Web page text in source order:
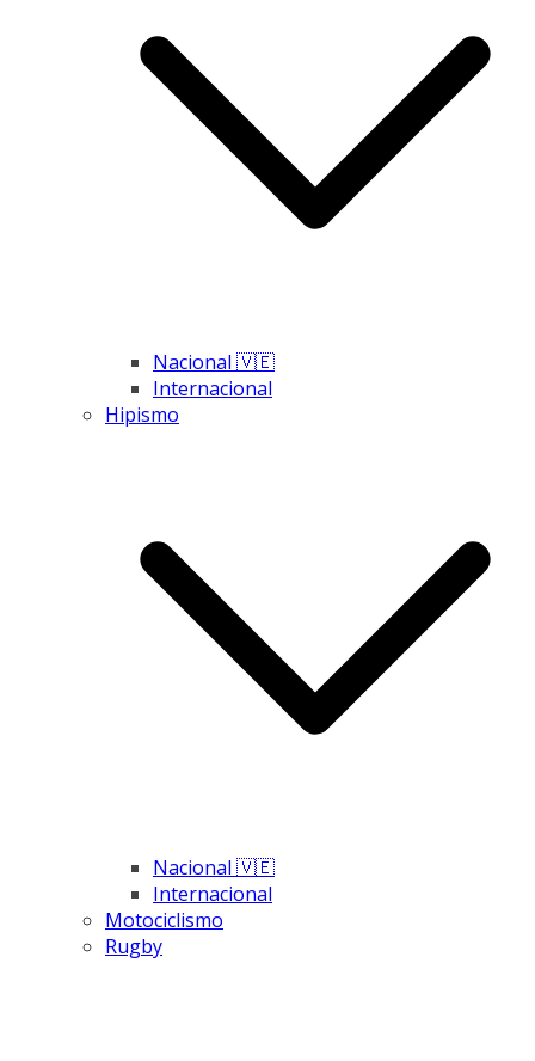
Nacional 🇻🇪
Internacional
Hipismo
Nacional 🇻🇪
Internacional
Motociclismo
Rugby